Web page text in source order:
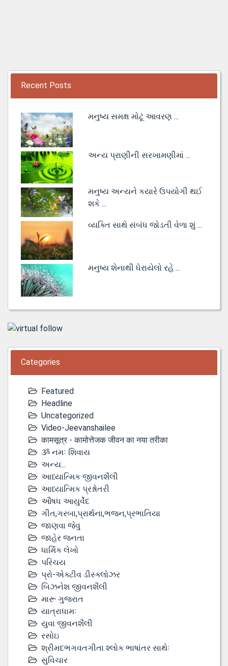
Recent Posts
મનુષ્ય સમક્ષ મોટૂં આવરણ ...
અન્ય પ્રાણીની સરખામણીમાં ...
મનુષ્ય અન્યને કયારે ઉપયોગી થઈ
શકે ...
વ્યક્તિ સાથે સંબંધ જોડતી વેળા શું ...
મનુષ્ય શેનાથી ધેરાયેલો રહે ...
Categories
Featured
Headline
Uncategorized
Video-Jeevanshailee
कामसूत्र - कामोत्तेजक जीवन का नया तरीका
ૐ નમઃ શિવાય
અન્ય...
આધ્યાત્મિક જીવનશૈલી
આધ્યાત્મિક પ્રશ્નોતરી
ઔષધ આયુર્વેદ
ગીત,ગરબા,પ્રાર્થના,ભજન,પ્રભાતિયા
જાણવા જેવુ
જાહેર જનતા
ધાર્મિક લેખો
પરિચય
પ્રો-એક્ટીવ ડીસ્‍ક્લોઝર
બિઝનેશ જીવનશૈલી
મારૂ ગુજરાત
યાત્રાધામઃ
યુવા જીવનશૈલી
રસોઇ
શ્રીમદભગવતગીતા શ્લોક ભાષાંતર સાથેઃ
સુવિચાર